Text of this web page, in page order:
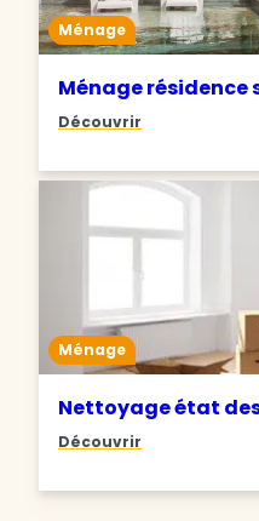
Ménage
Ménage résidence
Découvrir
Ménage
Nettoyage état
Découvrir